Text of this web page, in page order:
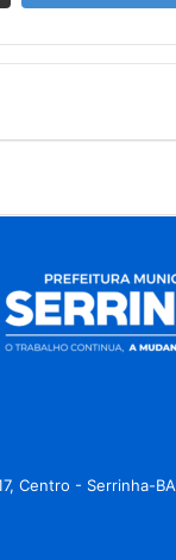
Centro - Serrinha-BA